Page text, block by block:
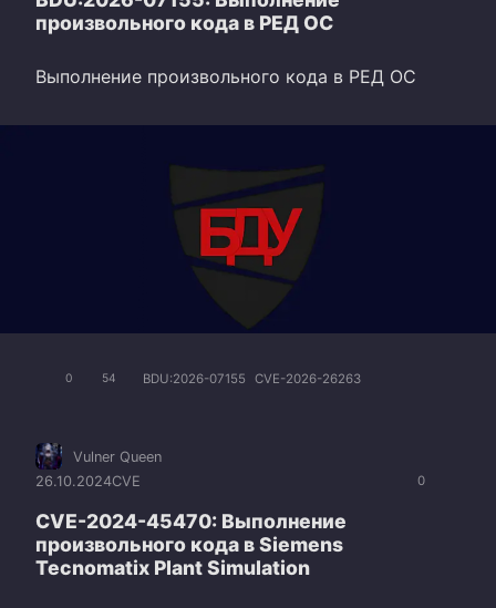
произвольного кода в РЕД ОС
Выполнение произвольного кода в РЕД ОС
0 54 BDU:2026-07155 CVE-2026-26263
0
Vulner Queen
26.10.2024CVE
CVE-2024-45470: Выполнение
произвольного кода в Siemens
Tecnomatix Plant Simulation